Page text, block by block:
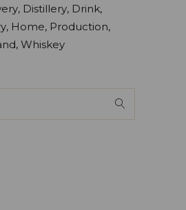
Distillery Drink
Home Production
Whiskey